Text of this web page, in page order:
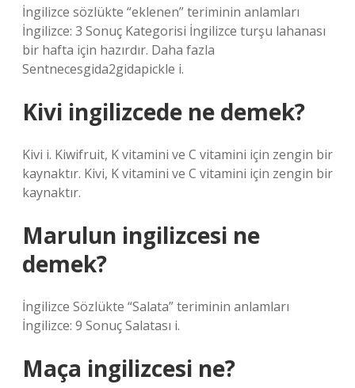
İngilizce sözlükte “eklenen” teriminin anlamları
İngilizce: 3 Sonuç Kategorisi İngilizce turşu lahanası
bir hafta için hazırdır. Daha fazla
Sentnecesgida2gidapickle i.
Kivi ingilizcede ne demek?
Kivi i. Kiwifruit, K vitamini ve C vitamini için zengin bir
kaynaktır. Kivi, K vitamini ve C vitamini için zengin bir
kaynaktır.
Marulun ingilizcesi ne
demek?
İngilizce Sözlükte “Salata” teriminin anlamları
İngilizce: 9 Sonuç Salatası i.
Maça ingilizcesi ne?